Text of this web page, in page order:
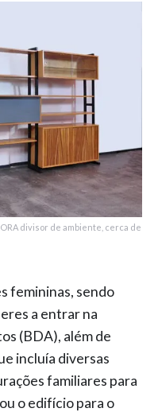
divisor de ambiente, cerca de
femininas, sendo
a entrar na
(BDA), além de
incluía diversas
familiares para
o edifício para o